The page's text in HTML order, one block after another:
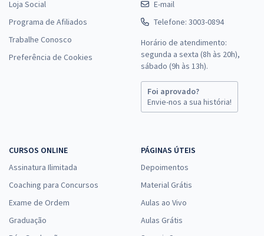
Loja Social
Programa de Afiliados
Trabalhe Conosco
Preferência de Cookies
E-mail
Telefone: 3003-0894
Horário de atendimento:
segunda a sexta (8h às 20h),
sábado (9h às 13h).
Foi aprovado?
Envie-nos a sua história!
CURSOS ONLINE
Assinatura Ilimitada
Coaching para Concursos
Exame de Ordem
Graduação
PÁGINAS ÚTEIS
Depoimentos
Material Grátis
Aulas ao Vivo
Aulas Grátis